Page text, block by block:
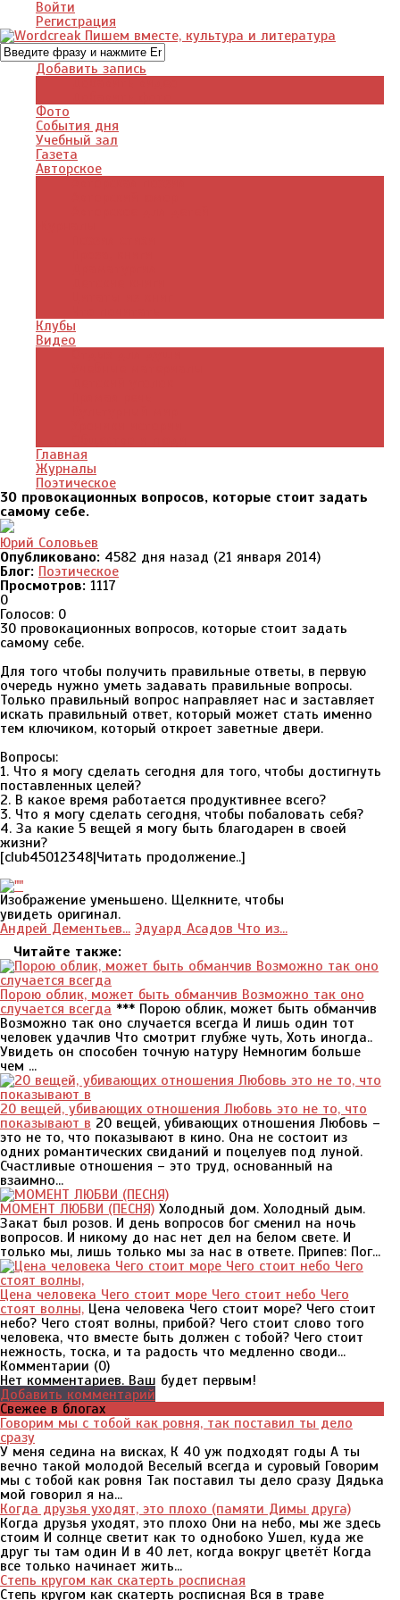
Войти
Регистрация
Добавить запись
Фото
События дня
Учебный зал
Газета
Авторское
Клубы
Видео
Главная
Журналы
Поэтическое
30 провокационных вопросов, которые стоит задать
самому себе.
Юрий Соловьев
Опубликовано: 4582 дня назад (21 января 2014)
Блог: Поэтическое
Просмотров: 1117
0
Голосов: 0
30 провокационных вопросов, которые стоит задать
самому себе.
Для того чтобы получить правильные ответы, в первую
очередь нужно уметь задавать правильные вопросы.
Только правильный вопрос направляет нас и заставляет
искать правильный ответ, который может стать именно
тем ключиком, который откроет заветные двери.
Вопросы:
1. Что я могу сделать сегодня для того, чтобы достигнуть
поставленных целей?
2. В какое время работается продуктивнее всего?
3. Что я могу сделать сегодня, чтобы побаловать себя?
4. За какие 5 вещей я могу быть благодарен в своей
жизни?
[club45012348|Читать продолжение..]
Изображение уменьшено. Щелкните, чтобы
увидеть оригинал.
Андрей Дементьев... Эдуард Асадов Что из...
Читайте также:
Порою облик, может быть обманчив Возможно так оно
случается всегда *** Порою облик, может быть обманчив
Возможно так оно случается всегда И лишь один тот
человек удачлив Что смотрит глубже чуть, Хоть иногда..
Увидеть он способен точную натуру Немногим больше
чем ...
20 вещей, убивающих отношения Любовь это не то, что
показывают в 20 вещей, убивающих отношения Любовь –
это не то, что показывают в кино. Она не состоит из
одних романтических свиданий и поцелуев под луной.
Счастливые отношения – это труд, основанный на
взаимно...
МОМЕНТ ЛЮБВИ (ПЕСНЯ) Холодный дом. Холодный дым.
Закат был розов. И день вопросов бог сменил на ночь
вопросов. И никому до нас нет дел на белом свете. И
только мы, лишь только мы за нас в ответе. Припев: Пог...
Цена человека Чего стоит море Чего стоит небо Чего
стоят волны, Цена человека Чего стоит море? Чего стоит
небо? Чего стоят волны, прибой? Чего стоит слово того
человека, что вместе быть должен с тобой? Чего стоит
нежность, тоска, и та радость что медленно своди...
Комментарии (0)
Нет комментариев. Ваш будет первым!
Добавить комментарий
Свежее в блогах
Говорим мы с тобой как ровня, так поставил ты дело
сразу
У меня седина на висках, К 40 уж подходят годы А ты
вечно такой молодой Веселый всегда и суровый Говорим
мы с тобой как ровня Так поставил ты дело сразу Дядька
мой говорил я на...
Когда друзья уходят, это плохо (памяти Димы друга)
Когда друзья уходят, это плохо Они на небо, мы же здесь
стоим И солнце светит как то однобоко Ушел, куда же
друг ты там один И в 40 лет, когда вокруг цветёт Когда
все только начинает жить...
Степь кругом как скатерть росписная
Степь кругом как скатерть росписная Вся в траве